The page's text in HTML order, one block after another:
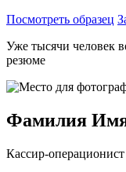
Посмотреть образец
Уже тысячи человек
резюме
Фамилия
Кассир-операционист